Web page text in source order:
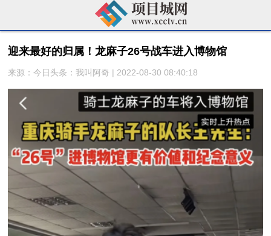
迎来最好的归属！龙麻子26号战车进入博物馆
来源：今日头条：我叫阿奇 | 2022-08-30 08:40:18